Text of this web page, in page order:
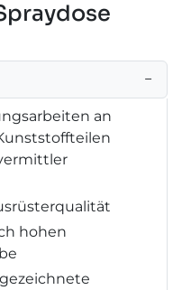
−
an
hohen